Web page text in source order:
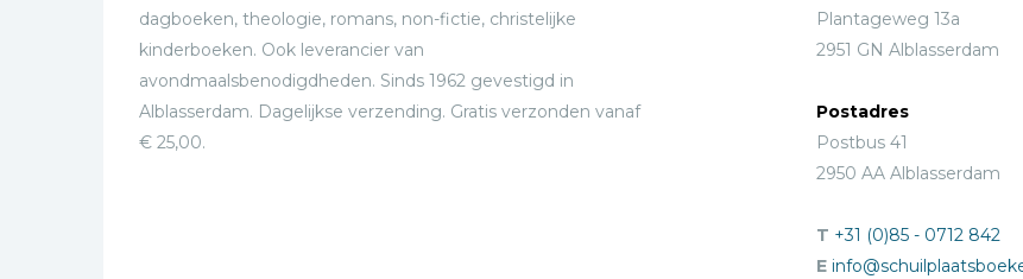
dagboeken, theologie, romans, non-fictie, christelijke
kinderboeken. Ook leverancier van
avondmaalsbenodigdheden. Sinds 1962 gevestigd in
Alblasserdam. Dagelijkse verzending. Gratis verzonden vanaf
€ 25,00.
Plantageweg 13a
2951 GN Alblasserdam
Postadres
Postbus 41
2950 AA Alblasserdam
T +31 (0)85 - 0712 842
E